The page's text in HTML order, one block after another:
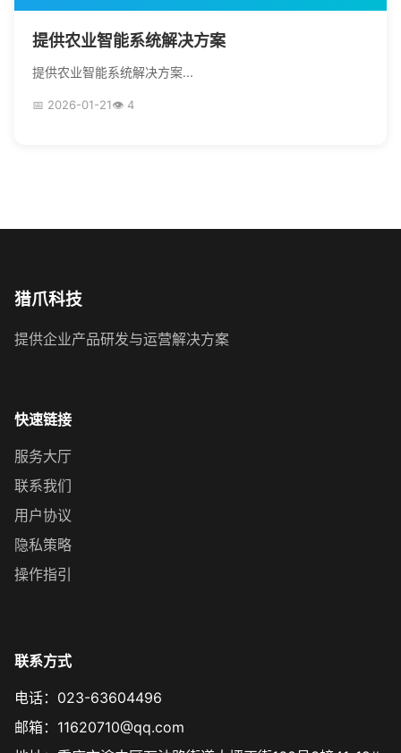
提供农业智能系统解决方案
提供农业智能系统解决方案...
📅 2026-01-21👁 4
猎爪科技
提供企业产品研发与运营解决方案
快速链接
服务大厅
联系我们
用户协议
隐私策略
操作指引
联系方式
电话：023-63604496
邮箱：11620710@qq.com